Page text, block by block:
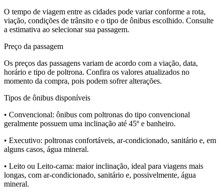
O tempo de viagem entre as cidades pode variar conforme a rota,
viação, condições de trânsito e o tipo de ônibus escolhido. Consulte
a estimativa ao selecionar sua passagem.
Preço da passagem
Os preços das passagens variam de acordo com a viação, data,
horário e tipo de poltrona. Confira os valores atualizados no
momento da compra, pois podem sofrer alterações.
Tipos de ônibus disponíveis
• Convencional: ônibus com poltronas do tipo convencional
geralmente possuem uma inclinação até 45º e banheiro.
• Executivo: poltronas confortáveis, ar-condicionado, sanitário e, em
alguns casos, água mineral.
• Leito ou Leito-cama: maior inclinação, ideal para viagens mais
longas, com ar-condicionado, sanitário e, possivelmente, água
mineral.